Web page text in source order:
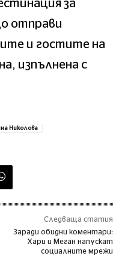
за
отправи
и гостите на
изпълнена с
Николова
Следваща статия
Заради обидни коментари:
Хари и Меган напускат
социалните мрежи